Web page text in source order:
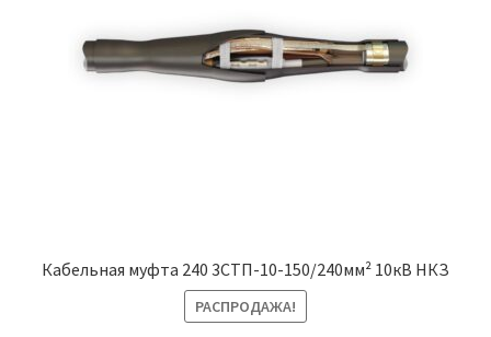
Кабельная муфта 240 3СТП-10-150/240мм² 10кВ НКЗ
РАСПРОДАЖА!